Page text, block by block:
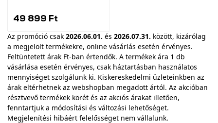
49 899 Ft
Az promóció csak 2026.06.01. és 2026.07.31. között, kizárólag
a megjelölt termékekre, online vásárlás esetén érvényes.
Feltüntetett árak Ft-ban értendők. A termékek ára 1 db
vásárlása esetén érvényes, csak háztartásban használatos
mennyiséget szolgálunk ki. Kiskereskedelmi üzleteinkben az
árak eltérhetnek az webshopban megadott ártól. Az akcióban
résztvevő termékek körét és az akciós árakat illetően,
fenntartjuk a módosítási és változási lehetőséget.
Megjelenítési hibáért felelősséget nem vállalunk.